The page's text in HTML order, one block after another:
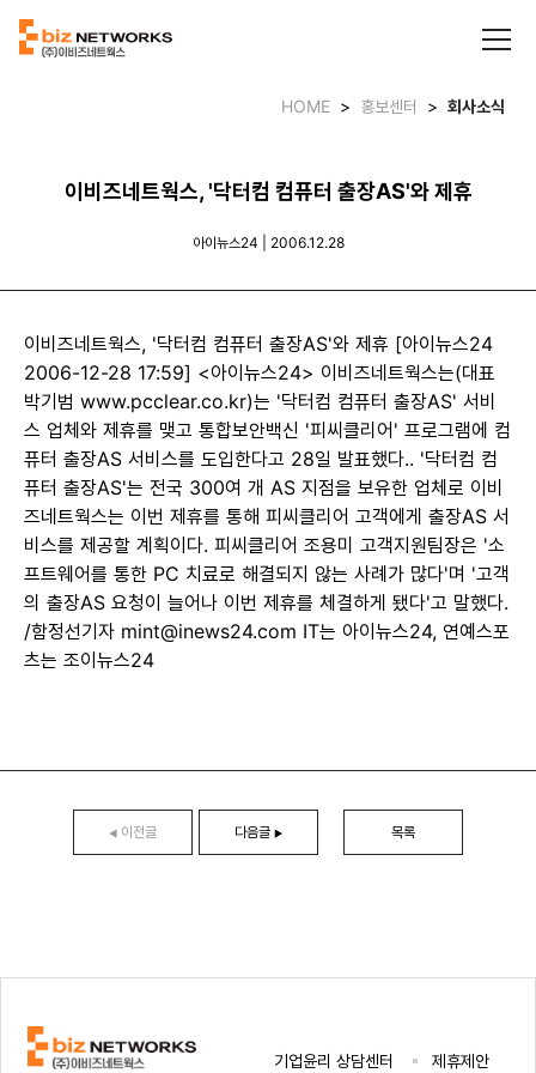
HOME > 홍보센터 > 회사소식
이비즈네트웍스, '닥터컴 컴퓨터 출장AS'와 제휴
아이뉴스24 | 2006.12.28
이비즈네트웍스, '닥터컴 컴퓨터 출장AS'와 제휴 [아이뉴스24
2006-12-28 17:59] <아이뉴스24> 이비즈네트웍스는(대표
박기범 www.pcclear.co.kr)는 '닥터컴 컴퓨터 출장AS' 서비
스 업체와 제휴를 맺고 통합보안백신 '피씨클리어' 프로그램에 컴
퓨터 출장AS 서비스를 도입한다고 28일 발표했다.. '닥터컴 컴
퓨터 출장AS'는 전국 300여 개 AS 지점을 보유한 업체로 이비
즈네트웍스는 이번 제휴를 통해 피씨클리어 고객에게 출장AS 서
비스를 제공할 계획이다. 피씨클리어 조용미 고객지원팀장은 '소
프트웨어를 통한 PC 치료로 해결되지 않는 사례가 많다'며 '고객
의 출장AS 요청이 늘어나 이번 제휴를 체결하게 됐다'고 말했다.
/함정선기자 mint@inews24.com IT는 아이뉴스24, 연예스포
츠는 조이뉴스24
◀ 이전글 다음글 ▶ 목록
기업윤리 상담센터 제휴제안